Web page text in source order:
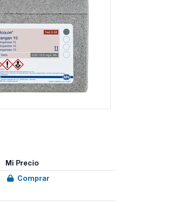
Mi Precio
Comprar